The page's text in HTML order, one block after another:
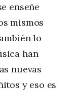
enseñe
mismos
lo
han
nuevas
y eso es